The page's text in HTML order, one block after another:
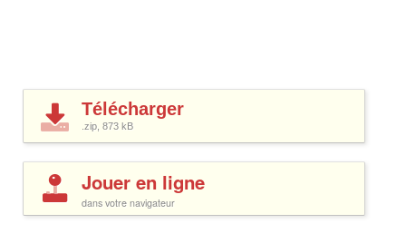
Télécharger
.zip, 873 kB
Jouer en ligne
dans votre navigateur